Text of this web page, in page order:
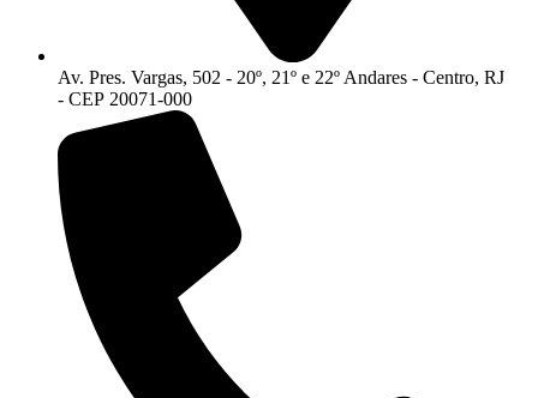
Av. Pres. Vargas, 502 - 20º, 21º e 22º Andares - Centro, RJ
- CEP 20071-000